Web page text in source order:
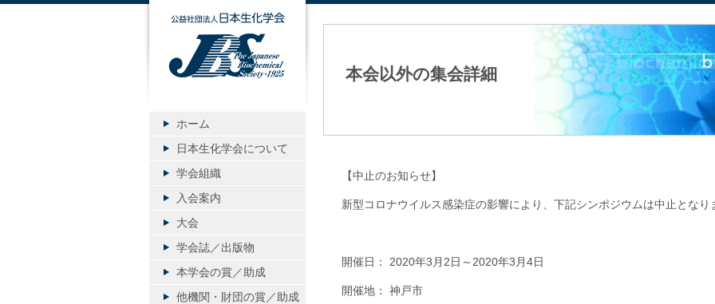
本会以外の集会詳細
【中止のお知らせ】
新型コロナウイルス感染症の影響により、下記シンポジウムは中止となり
開催日： 2020年3月2日～2020年3月4日
開催地： 神戸市
公益社団法人日本生化学会
ホーム
日本生化学会について
学会組織
入会案内
大会
学会誌／出版物
本学会の賞／助成
他機関・財団の賞／助成